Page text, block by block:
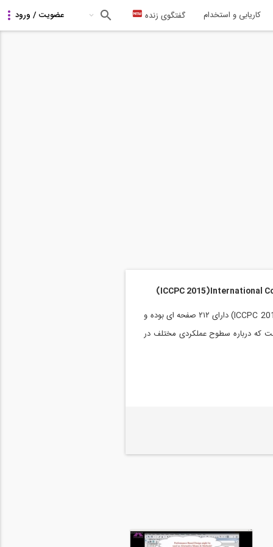
کاریابی و استخدام گفتگوی زنده
(ICCPC 2015)International
آیین‌نامه بین‌المللی طراحی عملکردی برای ساختمان‌ها و تسهیلات ICCPC 2015) International Code Council Performance Code) دارای ۲۱۲ صفحه ای بوده و
که درباره سطوح عملکردی مختلف در